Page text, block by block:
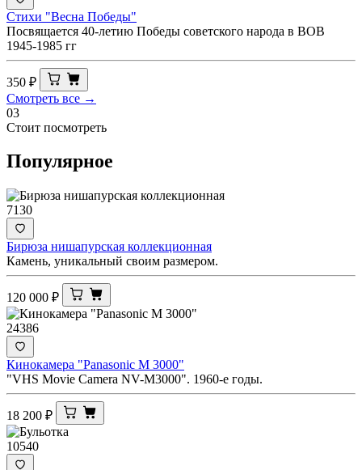
Стихи "Весна Победы"
Посвящается 40-летию Победы советского народа в ВОВ
1945-1985 гг
350 ₽
Смотреть все →
03
Стоит посмотреть
Популярное
7130
Бирюза нишапурская коллекционная
Камень, уникальный своим размером.
120 000 ₽
24386
Кинокамера "Panasonic M 3000"
"VHS Movie Camera NV-M3000". 1960-е годы.
18 200 ₽
10540